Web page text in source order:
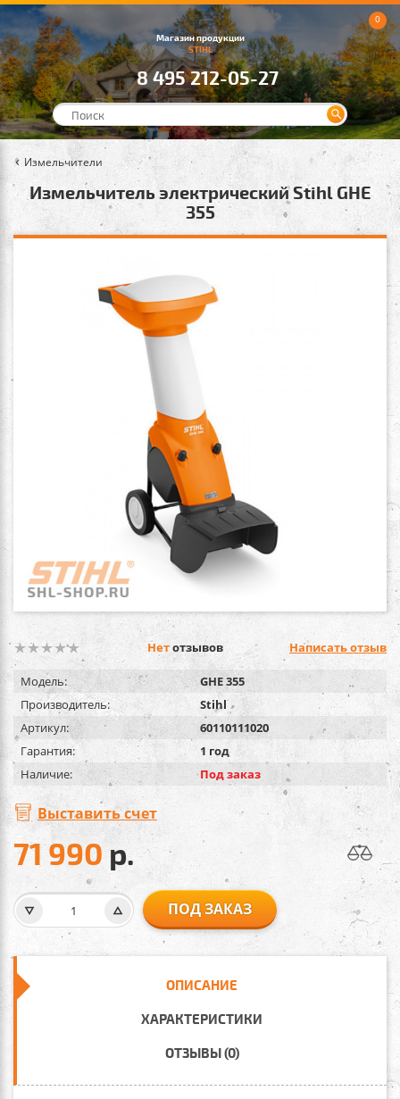
Магазин продукции
STIHL
8 495 212-05-27
0
Измельчители
Измельчитель электрический Stihl GHE
355
Нетотзывов Написать отзыв
Модель:
GHE 355
Производитель:
Stihl
Артикул:
60110111020
Гарантия:
1 год
Наличие:
Под заказ
Выставить счет
71 990 р.
ПОД ЗАКАЗ
ОПИСАНИЕ
ХАРАКТЕРИСТИКИ
ОТЗЫВЫ (0)